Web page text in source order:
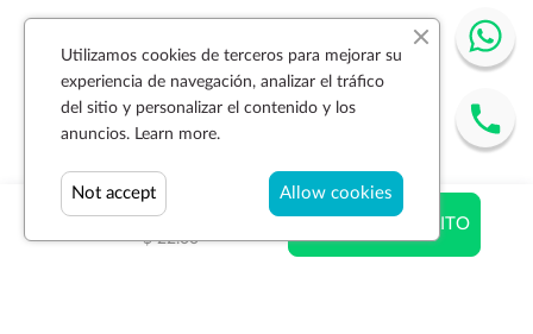
$ 22.00
$ 22.00
AÑADIR AL CARRITO
Utilizamos cookies de terceros para mejorar su
experiencia de navegación, analizar el tráfico
del sitio y personalizar el contenido y los
anuncios. Learn more.
Allow cookies
Not accept